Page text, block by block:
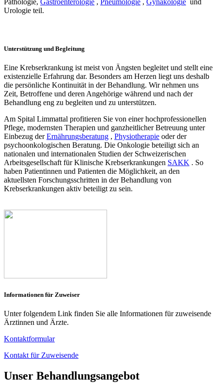
Pathologie, Gastroenterologie , Pneumologie , Gynäkologie und
Urologie teil.
Unterstützung und Begleitung
Eine Krebserkrankung ist meist von Ängsten begleitet und stellt eine
existenzielle Erfahrung dar. Besonders am Herzen liegt uns deshalb
die persönliche Kontinuität in der Behandlung. Wir nehmen uns
Zeit, Betroffene und deren Angehörige während und nach der
Behandlung eng zu begleiten und zu unterstützen.
Am Spital Limmattal profitieren Sie von einer hochprofessionellen
Pflege, modernsten Therapien und ganzheitlicher Betreuung unter
Einbezug derErnährungsberatung , Physiotherapie oder der
psychoonkologischen Beratung. Die Onkologie beteiligt sich an
nationalen und internationalen Studien der Schweizerischen
Arbeitsgesellschaft für Klinische Krebserkrankungen SAKK . So
haben Patientinnen und Patienten die Möglichkeit, an den
aktuellsten Forschungsschritten in der Behandlung von
Krebserkrankungen aktiv beteiligt zu sein.
Informationen für Zuweiser
Unter folgendem Link finden Sie alle Informationen für zuweisende
Ärztinnen und Ärzte.
Kontaktformular
Kontakt für Zuweisende
Unser Behandlungsangebot